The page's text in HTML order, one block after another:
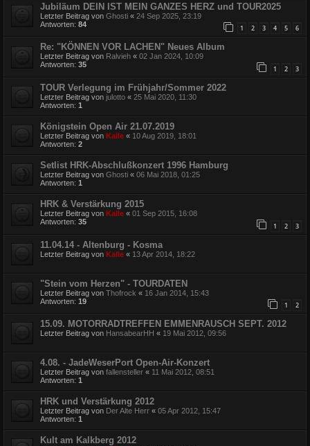
Jubiläum DEIN IST MEIN GANZES HERZ und TOUR2025
Letzter Beitrag von Ghosti « 24 Sep 2025, 23:19
Antworten: 84 1 2 3 4 5 6
Re: "KÖNNEN VOR LACHEN" Neues Album
Letzter Beitrag von Ralvieh « 02 Jan 2024, 10:09
Antworten: 35 1 2 3
TOUR Verlegung im Frühjahr/Sommer 2022
Letzter Beitrag von julotto « 25 Mai 2020, 11:30
Antworten: 1
Königstein Open Air 21.07.2019
Letzter Beitrag von Kalle « 10 Aug 2019, 18:01
Antworten: 2
Setlist HRK-Abschlußkonzert 1996 Hamburg
Letzter Beitrag von Ghosti « 06 Mai 2018, 01:25
Antworten: 1
HRK & Verstärkung 2015
Letzter Beitrag von Kalle « 01 Sep 2015, 16:08
Antworten: 35 1 2 3
11.04.14 - Altenburg - Kosma
Letzter Beitrag von Kalle « 13 Apr 2014, 18:22
"Stein vom Herzen" - TOURDATEN
Letzter Beitrag von Thofrock « 16 Jan 2014, 15:43
Antworten: 19 1 2
15.09. MOTORRADTREFFEN EMMENRAUSCH SEPT. 2012
Letzter Beitrag von HansabearHH « 19 Mai 2012, 09:56
4.08. - JadeWeserPort Open-Air-Konzert
Letzter Beitrag von fallensteller « 11 Mai 2012, 08:51
Antworten: 1
HRK und Verstärkung 2012
Letzter Beitrag von Der Alte Herr « 05 Apr 2012, 15:47
Antworten: 1
Kult am Kalkberg 2012